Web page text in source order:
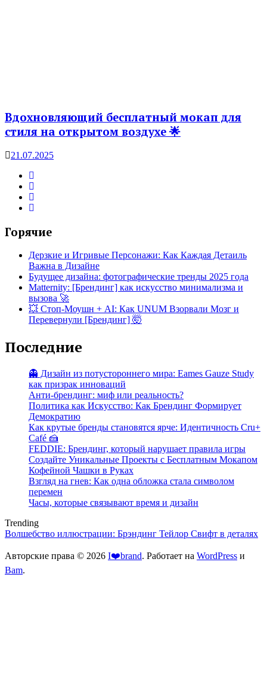
Вдохновляющий бесплатный мокап для
стиля на открытом воздухе 🌟
21.07.2025
Горячие
Дерзкие и Игривые Персонажи: Как Каждая Детаиль
Важна в Дизайне
Будущее дизайна: фотографические тренды 2025 года
Matternity: [Брендинг] как искусство минимализма и
вызова 🚀
💥 Стоп-Моушн + AI: Как UNUM Взорвали Мозг и
Перевернули [Брендинг] 🤯
Последние
👻 Дизайн из потустороннего мира: Eames Gauze Study
как призрак инноваций
Анти-брендинг: миф или реальность?
Политика как Искусство: Как Брендинг Формирует
Демократию
Как крутые бренды становятся ярче: Идентичность Cru+
Café 🍰
FEDDIE: Брендинг, который нарушает правила игры
Создайте Уникальные Проекты с Бесплатным Мокапом
Кофейной Чашки в Руках
Взгляд на гнев: Как одна обложка стала символом
перемен
Часы, которые связывают время и дизайн
Trending
Волшебство иллюстрации: Брэндинг Тейлор Свифт в деталях
Авторские права © 2026 I❤️brand. Работает на WordPress и
Bam.